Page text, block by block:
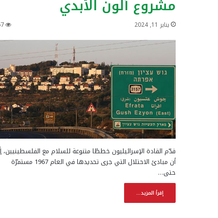
مشروع ألّون الأبدي
يناير 11, 2024
قدّم القادة الإسرائيليون خططًا متنوعة للسلام مع الفلسطينيين،
أن مبادئ الاحتلال التي جرى تحديدها في العام 1967 مستمرّة
حتى…
إقرأ المزيد...